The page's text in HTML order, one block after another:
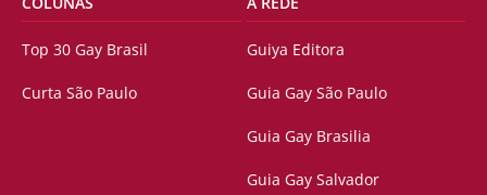
Top 30 Gay Brasil
Curta São Paulo
Guiya Editora
Guia Gay São Paulo
Guia Gay Brasilia
Guia Gay Salvador